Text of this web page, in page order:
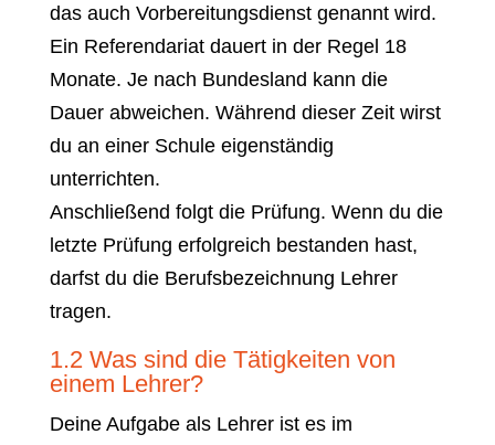
das auch Vorbereitungsdienst genannt wird.
Ein Referendariat dauert in der Regel 18
Monate. Je nach Bundesland kann die
Dauer abweichen. Während dieser Zeit wirst
du an einer Schule eigenständig
unterrichten.
Anschließend folgt die Prüfung. Wenn du die
letzte Prüfung erfolgreich bestanden hast,
darfst du die Berufsbezeichnung Lehrer
tragen.
1.2 Was sind die Tätigkeiten von
einem Lehrer?
Deine Aufgabe als Lehrer ist es im